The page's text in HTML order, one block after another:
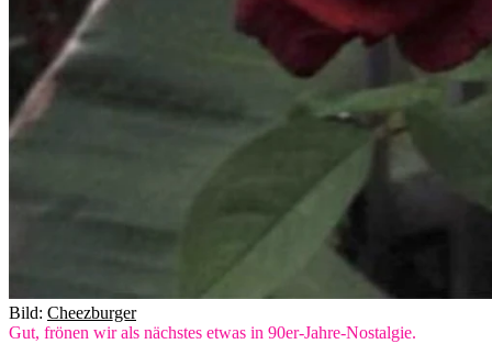
Bild: Cheezburger
Gut, frönen wir als nächstes etwas in 90er-Jahre-Nostalgie.